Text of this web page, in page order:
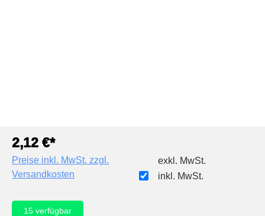
2,12 €*
Preise inkl. MwSt. zzgl.
Versandkosten
exkl. MwSt.
inkl. MwSt.
15 verfügbar